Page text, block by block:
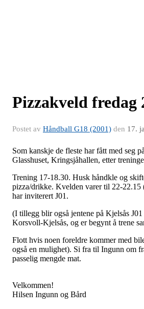
Pizzakveld fredag
Postet av Håndball G18 (2001) den 17.
Som kanskje de fleste har fått med seg
Glasshuset, Kringsjåhallen, etter
Trening 17-18.30. Husk håndkle og
pizza/drikke. Kvelden varer til 22-22.15
har inviterert J01.
(I tillegg blir også jentene på Kjelsås
Korsvoll-Kjelsås, og er begynt å trene
Flott hvis noen foreldre kommer med
også en mulighet). Si fra til Ingunn om
passelig mengde mat.
Velkommen!
Hilsen Ingunn og Bård